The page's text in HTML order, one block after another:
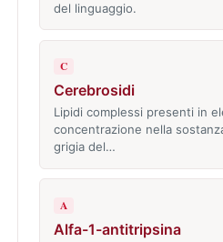
del linguaggio.
C
Cerebrosidi
Lipidi complessi presenti in
concentrazione nella
grigia del…
A
Alfa-1-antitripsina